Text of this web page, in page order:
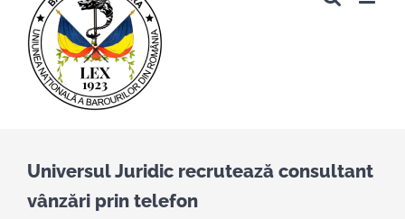
Universul Juridic recrutează consultant
vânzări prin telefon